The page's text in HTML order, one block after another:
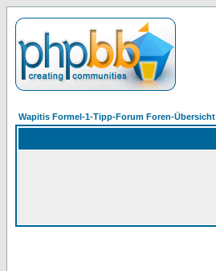
Wapitis Formel-1-Tipp-Forum Foren-Übersicht